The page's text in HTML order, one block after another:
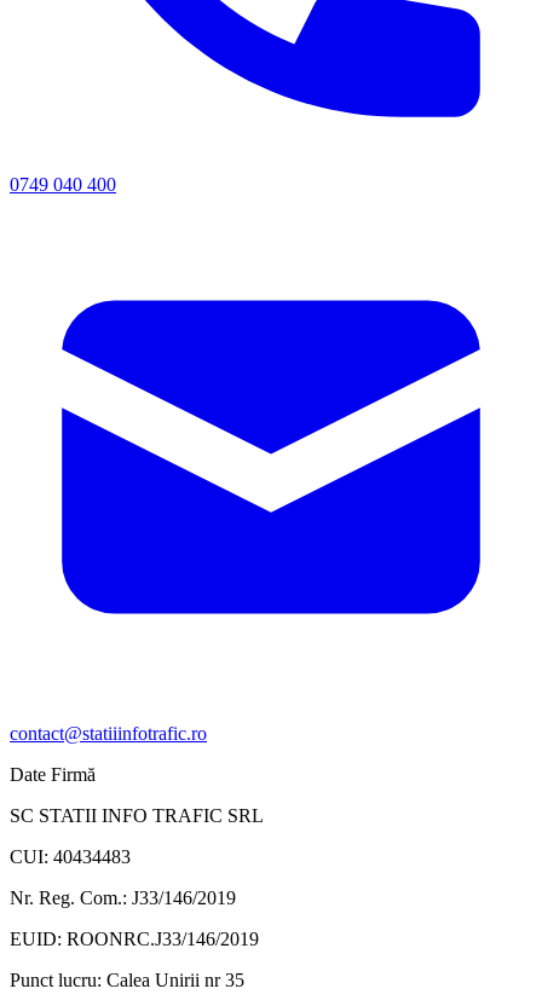
0749 040 400
contact@statiiinfotrafic.ro
Date Firmă
SC STATII INFO TRAFIC SRL
CUI: 40434483
Nr. Reg. Com.: J33/146/2019
EUID: ROONRC.J33/146/2019
Punct lucru: Calea Unirii nr 35